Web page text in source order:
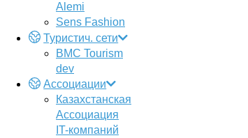
Alemi
Sens Fashion
Туристич. сети
BMC Tourism
dev
Ассоциации
Казахстанская
Ассоциация
IT-компаний